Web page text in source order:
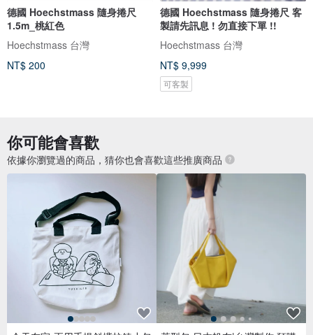
德國 Hoechstmass 隨身捲尺
1.5m_桃紅色
Hoechstmass 台灣
NT$ 200
德國 Hoechstmass 隨身捲尺 客
製請先訊息 ! 勿直接下單 !!
Hoechstmass 台灣
NT$ 9,999
可客製
你可能會喜歡
依據你瀏覽過的商品，猜你也會喜歡這些推廣商品